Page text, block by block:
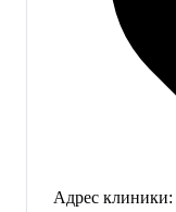
Адрес клиники: